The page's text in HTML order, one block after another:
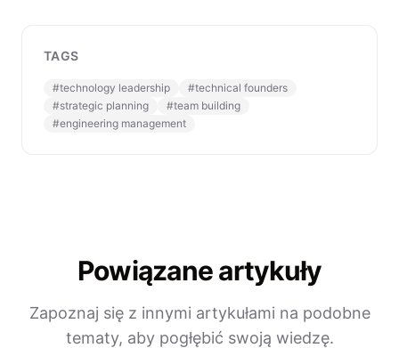
TAGS
#technology leadership #technical founders
#strategic planning #team building
#engineering management
Powiązane artykuły
Zapoznaj się z innymi artykułami na podobne
tematy, aby pogłębić swoją wiedzę.